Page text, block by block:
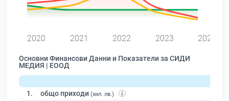
2020 2021 2022 2023 2024
Основни Финансови Данни и Показатели за СИДИ
МЕДИЯ | ЕООД
1. общо приходи (хил. лв.)